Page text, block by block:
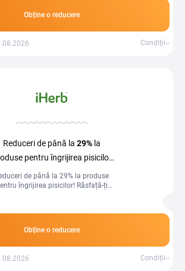
Obține o reducere
Condiții
Reduceri de până la 29% la
pentru îngrijirea pisicilor
la iHerb
de până la 29% la produse
îngrijirea pisicilor! Răsfață-ți
Obține o reducere
Condiții